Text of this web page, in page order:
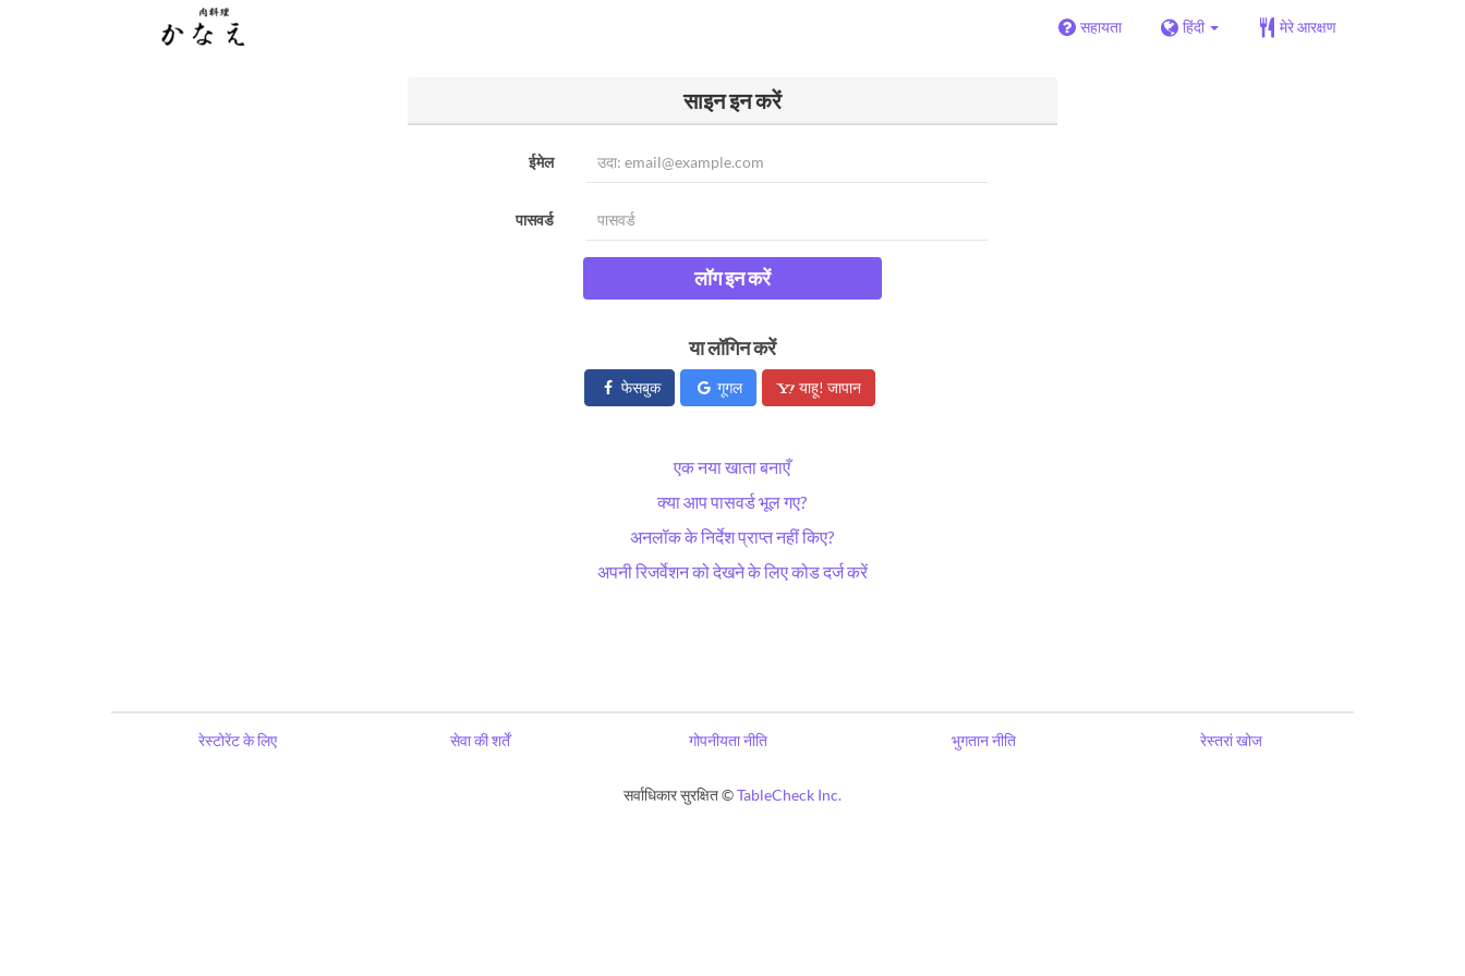
सहायता हिंदी मेरे आरक्षण
साइन इन करें
ईमेल
पासवर्ड
लॉग इन करें
या लॉगिन करें
फेसबुक गूगल याहू! जापान
एक नया खाता बनाएँ
क्या आप पासवर्ड भूल गए?
अनलॉक के निर्देश प्राप्त नहीं किए?
अपनी रिजर्वेशन को देखने के लिए कोड दर्ज करें
रेस्टोरेंट के लिए सेवा की शर्तें गोपनीयता नीति भुगतान नीति रेस्तरां खोज
सर्वाधिकार सुरक्षित ©TableCheck Inc.